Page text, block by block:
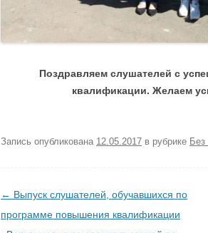
Поздравляем слушателей с
квалификации. Желаем
Запись опубликована 12.05.2017 в рубрике Без
Навигация по записям
← Выпуск слушателей, обучавшихся по
программе повышения квалификации